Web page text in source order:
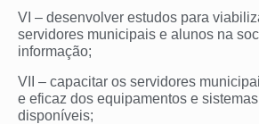
VI – desenvolver estudos para
servidores municipais e alunos na
informação;
VII – capacitar os servidores
e eficaz dos equipamentos e
disponíveis;